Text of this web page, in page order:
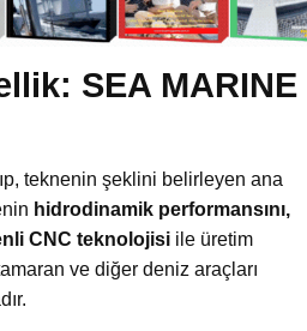
SEA MARINE
teknenin şeklini belirleyen ana
hidrodinamik performansını,
CNC teknolojisi ile üretim
ve diğer deniz araçları